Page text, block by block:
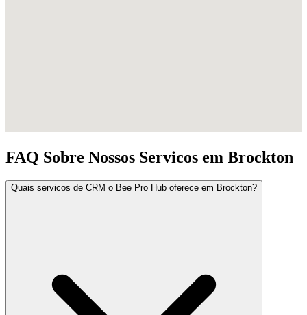
FAQ Sobre Nossos Servicos em Brockton
Quais servicos de CRM o Bee Pro Hub oferece em Brockton?